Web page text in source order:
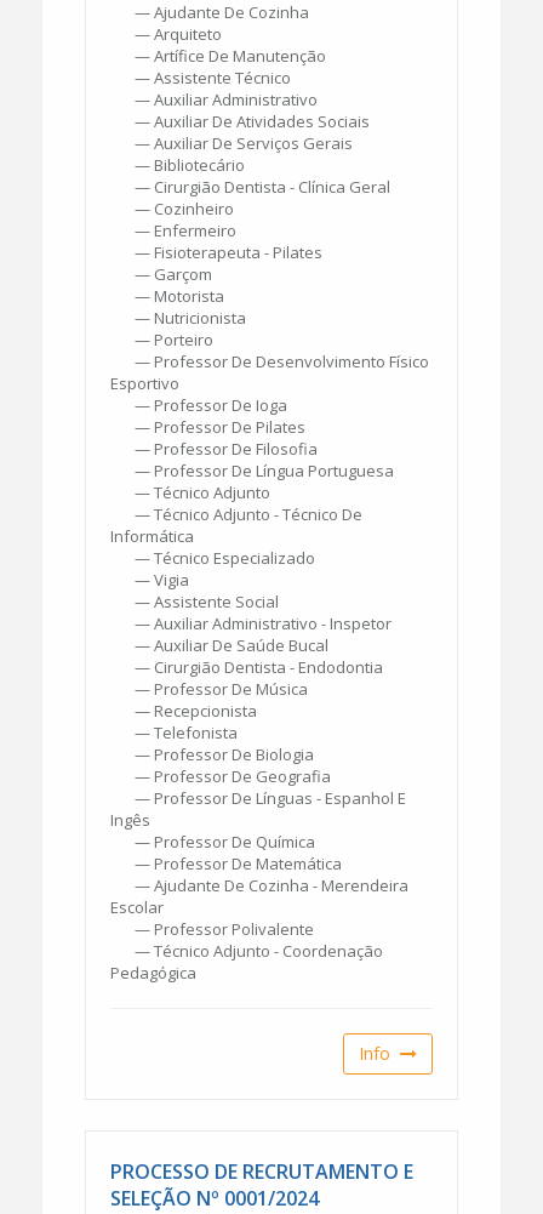
— Ajudante De Cozinha
— Arquiteto
— Artífice De Manutenção
— Assistente Técnico
— Auxiliar Administrativo
— Auxiliar De Atividades Sociais
— Auxiliar De Serviços Gerais
— Bibliotecário
— Cirurgião Dentista - Clínica Geral
— Cozinheiro
— Enfermeiro
— Fisioterapeuta - Pilates
— Garçom
— Motorista
— Nutricionista
— Porteiro
— Professor De Desenvolvimento Físico
Esportivo
— Professor De Ioga
— Professor De Pilates
— Professor De Filosofia
— Professor De Língua Portuguesa
— Técnico Adjunto
— Técnico Adjunto - Técnico De
Informática
— Técnico Especializado
— Vigia
— Assistente Social
— Auxiliar Administrativo - Inspetor
— Auxiliar De Saúde Bucal
— Cirurgião Dentista - Endodontia
— Professor De Música
— Recepcionista
— Telefonista
— Professor De Biologia
— Professor De Geografia
— Professor De Línguas - Espanhol E
Ingês
— Professor De Química
— Professor De Matemática
— Ajudante De Cozinha - Merendeira
Escolar
— Professor Polivalente
— Técnico Adjunto - Coordenação
Pedagógica
Info
PROCESSO DE RECRUTAMENTO E
SELEÇÃO Nº 0001/2024